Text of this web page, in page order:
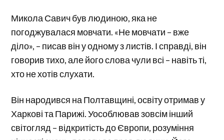
Микола Савич був людиною, яка не
погоджувалася мовчати. «Не мовчати – вже
діло», – писав він у одному з листів. І справді, він
говорив тихо, але його слова чули всі – навіть ті,
хто не хотів слухати.
Він народився на Полтавщині, освіту отримав у
Харкові та Парижі. Уособлював зовсім інший
світогляд – відкритість до Європи, розуміння